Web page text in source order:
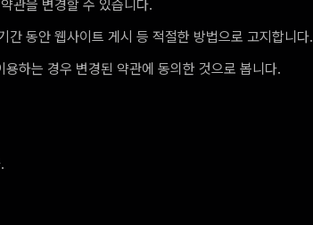
관을 변경할 수 있습니다.
동안 웹사이트 게시 등 적절한 방법으로 고지합니다.
하는 경우 변경된 약관에 동의한 것으로 봅니다.